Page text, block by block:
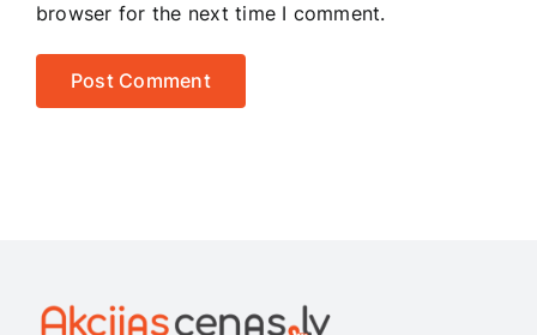
browser for the next time I comment.